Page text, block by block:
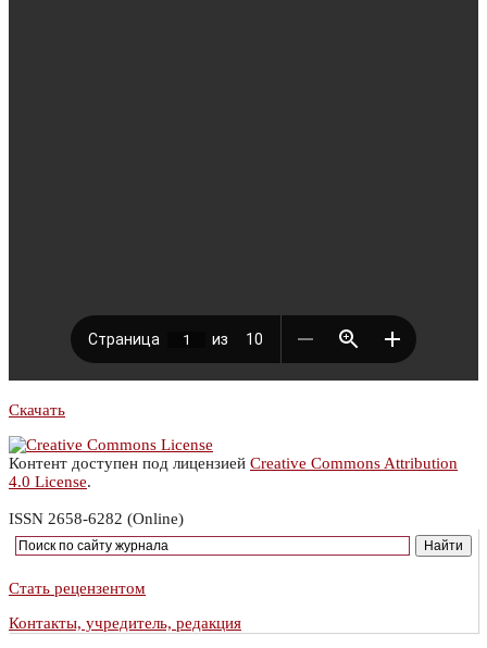
Скачать
Контент доступен под лицензией Creative Commons Attribution
4.0 License.
ISSN 2658-6282 (Online)
Стать рецензентом
Контакты, учредитель, редакция